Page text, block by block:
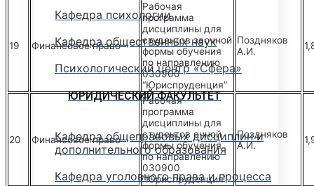
Кафедра психологии
Кафедра общественных наук
Психологический центр «Сфера»
ЮРИДИЧЕСКИЙ ФАКУЛЬТЕТ
Кафедра общеправовых дисциплин и
дополнительного образования
Кафедра уголовного права и процесса
19 Финансовое право
Рабочая
программа
дисциплины для
студентов заочной
формы обучения
по направлению
030900
“Юриспруденция”
Поздняков
А.И.
20 Финансовое право
Рабочая
программа
дисциплины для
студентов очной
формы обучения
по направлению
030900
“Юриспруденция”
Поздняков
А.И.